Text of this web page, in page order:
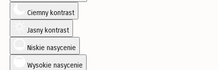
Ciemny kontrast
Jasny kontrast
Niskie nasycenie
Wysokie nasycenie